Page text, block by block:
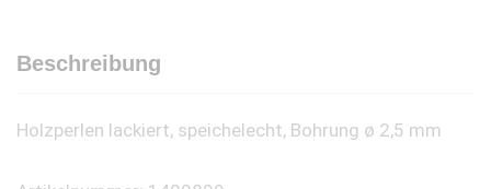
Beschreibung
Holzperlen lackiert, speichelecht, Bohrung ø 2,5 mm